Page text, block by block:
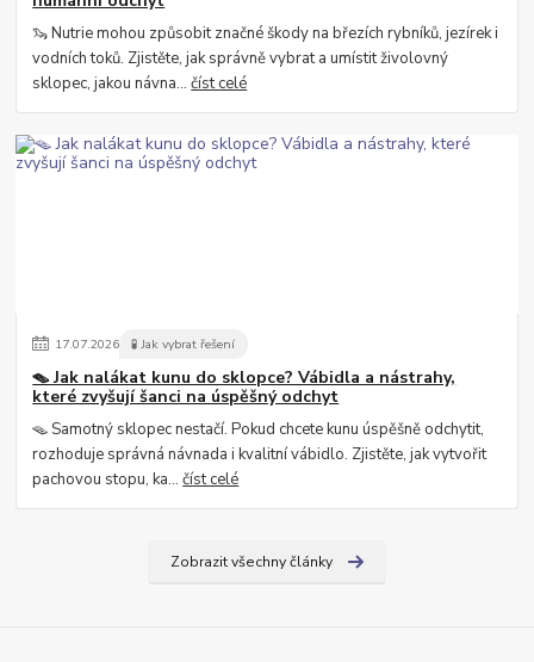
🦦 Nutrie mohou způsobit značné škody na březích rybníků, jezírek i
vodních toků. Zjistěte, jak správně vybrat a umístit živolovný
sklopec, jakou návna...číst celé
17.07.2026 🧪 Jak vybrat řešení
🪤 Jak nalákat kunu do sklopce? Vábidla a nástrahy,
které zvyšují šanci na úspěšný odchyt
🪤 Samotný sklopec nestačí. Pokud chcete kunu úspěšně odchytit,
rozhoduje správná návnada i kvalitní vábidlo. Zjistěte, jak vytvořit
pachovou stopu, ka...číst celé
Zobrazit všechny články